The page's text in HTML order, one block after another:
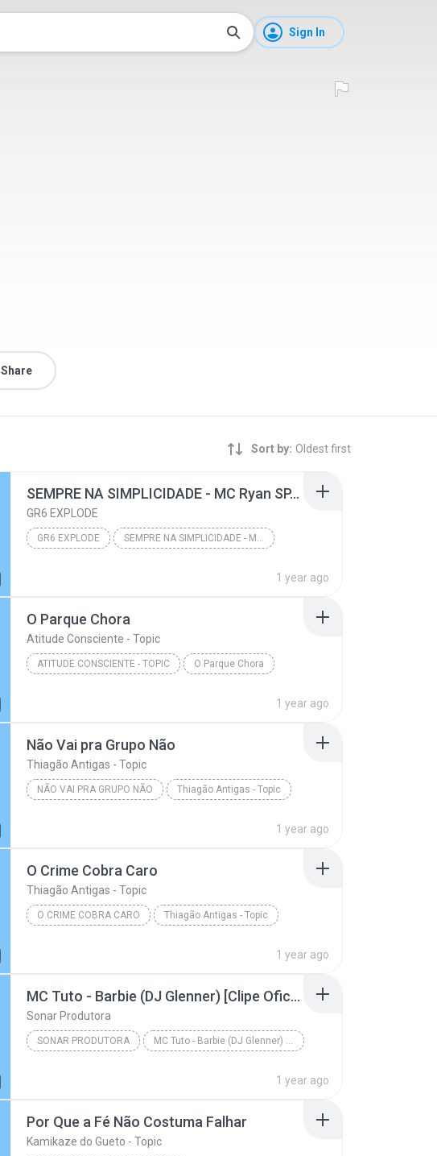
Sign In
Share
Sort by: Oldest first
SEMPRE NA SIMPLICIDADE - MC Ryan SP, MC Luuky, Boladin 211 e MC Vine 7 (GR6 Explode) DJ Victor
GR6 EXPLODE
GR6 EXPLODE SEMPRE NA SIMPLICIDADE - MC Ryan SP, MC Luuky, Bol...
1 year ago
O Parque Chora
Atitude Consciente - Topic
ATITUDE CONSCIENTE - TOPIC O Parque Chora
1 year ago
Não Vai pra Grupo Não
Thiagão Antigas - Topic
NÃO VAI PRA GRUPO NÃO Thiagão Antigas - Topic
1 year ago
O Crime Cobra Caro
Thiagão Antigas - Topic
O CRIME COBRA CARO Thiagão Antigas - Topic
1 year ago
MC Tuto - Barbie (DJ Glenner) [Clipe Oficial]
Sonar Produtora
SONAR PRODUTORA MC Tuto - Barbie (DJ Glenner) [Clipe Oficial]
1 year ago
Por Que a Fé Não Costuma Falhar
Kamikaze do Gueto - Topic